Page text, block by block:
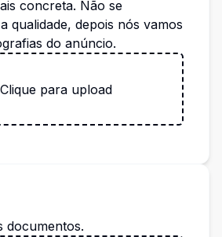
concreta. Não se
qualidade, depois nós vamos
do anúncio.
Clique para upload
documentos.